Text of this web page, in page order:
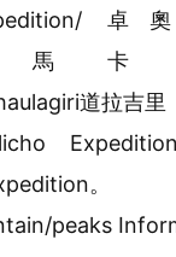
卓
馬卡
道拉吉里
。
peaks